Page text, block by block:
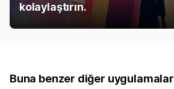
kolaylaştırın.
Buna benzer diğer uygulamalar